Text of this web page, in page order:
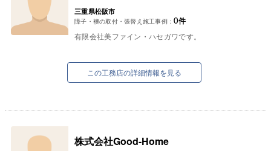
三重県松阪市
障子・襖の取付・張替え施工事例： 0件
有限会社美ファイン・ハセガワです。
この工務店の詳細情報を見る
株式会社Good-Home